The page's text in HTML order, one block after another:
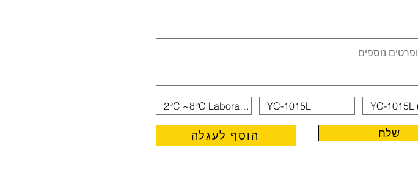
הוסף לעגלה שלח